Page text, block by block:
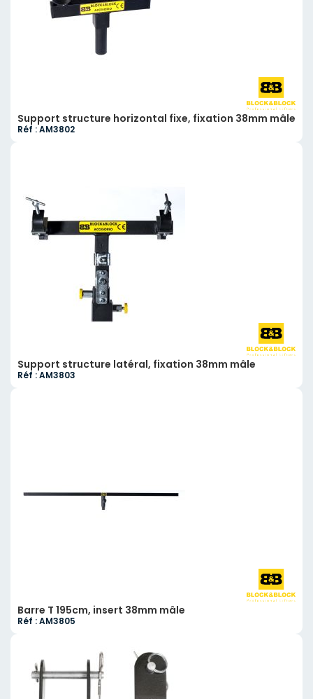
Support structure horizontal fixe, fixation 38mm mâle
Réf : AM3802
Support structure latéral, fixation 38mm mâle
Réf : AM3803
Barre T 195cm, insert 38mm mâle
Réf : AM3805